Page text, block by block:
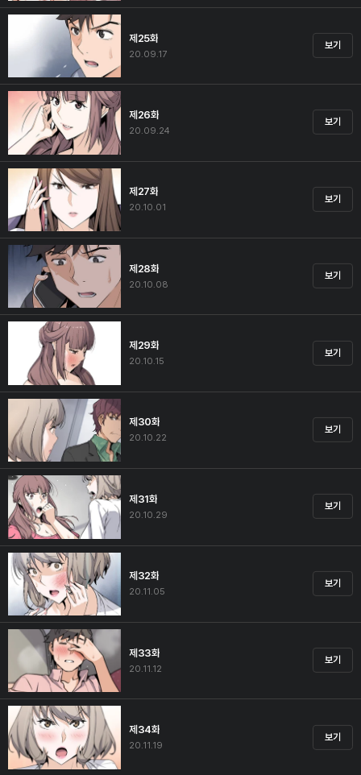
제25화
20.09.17
보기
제26화
20.09.24
보기
제27화
20.10.01
보기
제28화
20.10.08
보기
제29화
20.10.15
보기
제30화
20.10.22
보기
제31화
20.10.29
보기
제32화
20.11.05
보기
제33화
20.11.12
보기
제34화
20.11.19
보기